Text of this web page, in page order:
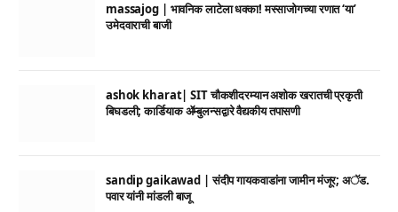
massajog | भावनिक लाटेला धक्का! मस्साजोगच्या रणात ‘या’
उमेदवाराची बाजी
ashok kharat| SIT चौकशीदरम्यान अशोक खरातची प्रकृती
बिघडली; कार्डियाक ॲम्बुलन्सद्वारे वैद्यकीय तपासणी
sandip gaikawad | संदीप गायकवाडांना जामीन मंजूर; अॅड.
पवार यांनी मांडली बाजू